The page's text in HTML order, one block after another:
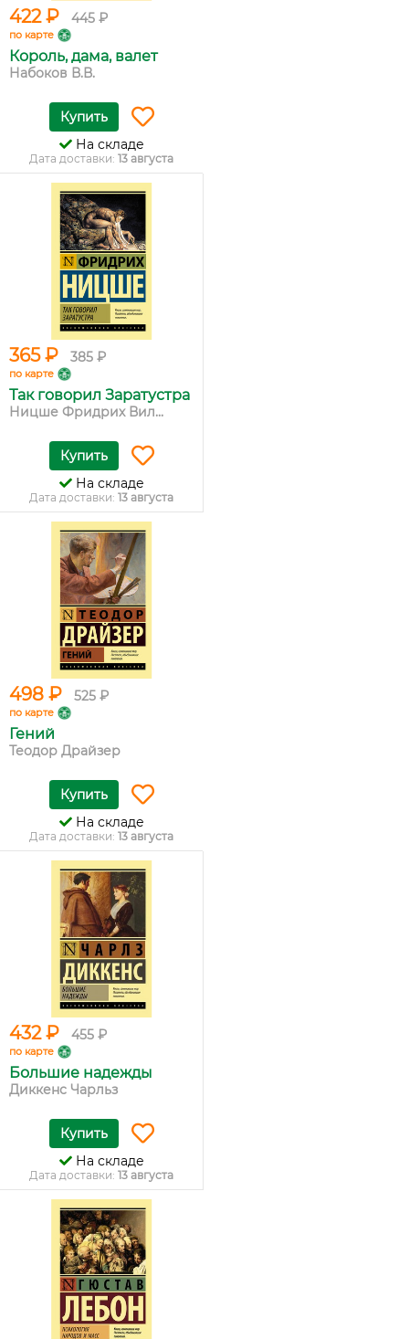
422 ₽ 445 ₽
по карте
Король, дама, валет
Набоков В.В.
Купить
На складе
Дата доставки: 13 августа
365 ₽ 385 ₽
по карте
Так говорил Заратустра
Ницше Фридрих Вил...
Купить
На складе
Дата доставки: 13 августа
498 ₽ 525 ₽
по карте
Гений
Теодор Драйзер
Купить
На складе
Дата доставки: 13 августа
432 ₽ 455 ₽
по карте
Большие надежды
Диккенс Чарльз
Купить
На складе
Дата доставки: 13 августа